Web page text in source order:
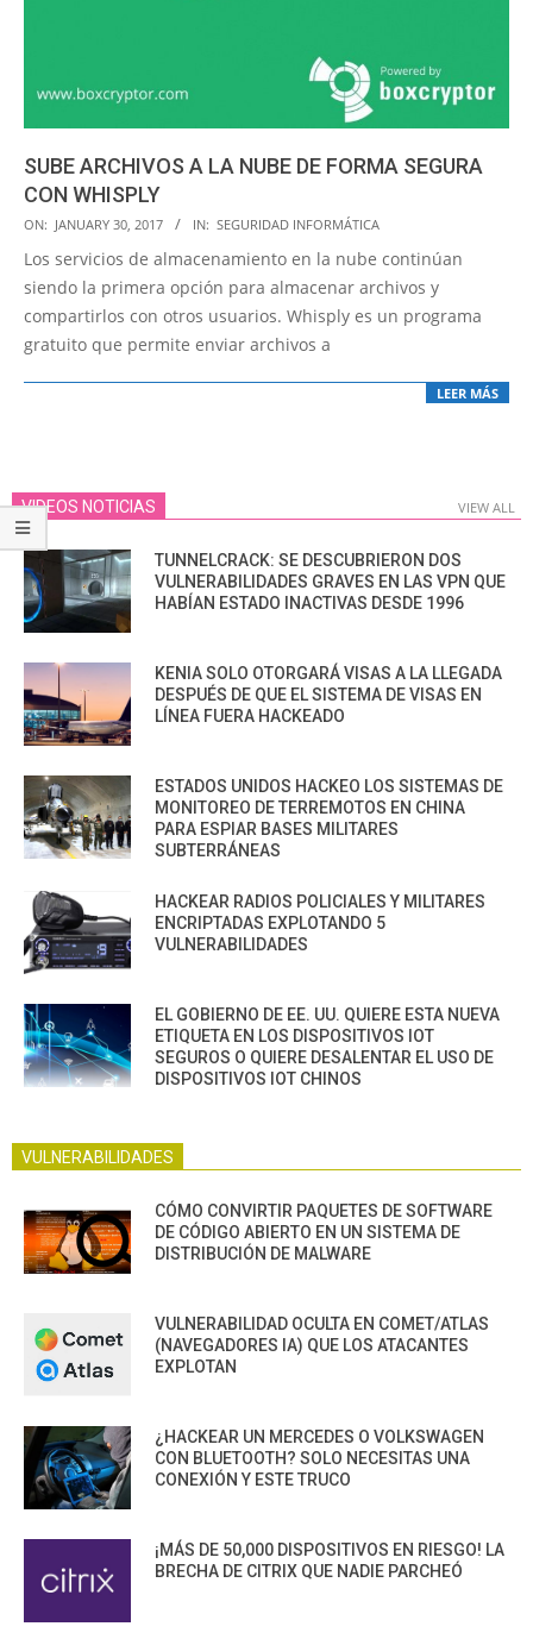
SUBE ARCHIVOS A LA NUBE DE FORMA SEGURA
CON WHISPLY
2017-
01-
30
ON: JANUARY 30, 2017 IN: SEGURIDAD INFORMÁTICA
Los servicios de almacenamiento en la nube continúan
siendo la primera opción para almacenar archivos y
compartirlos con otros usuarios. Whisply es un programa
gratuito que permite enviar archivos a
LEER MÁS
VIDEOS NOTICIAS VIEW ALL
TUNNELCRACK: SE DESCUBRIERON DOS
VULNERABILIDADES GRAVES EN LAS VPN QUE
HABÍAN ESTADO INACTIVAS DESDE 1996
KENIA SOLO OTORGARÁ VISAS A LA LLEGADA
DESPUÉS DE QUE EL SISTEMA DE VISAS EN
LÍNEA FUERA HACKEADO
ESTADOS UNIDOS HACKEO LOS SISTEMAS DE
MONITOREO DE TERREMOTOS EN CHINA
PARA ESPIAR BASES MILITARES
SUBTERRÁNEAS
HACKEAR RADIOS POLICIALES Y MILITARES
ENCRIPTADAS EXPLOTANDO 5
VULNERABILIDADES
EL GOBIERNO DE EE. UU. QUIERE ESTA NUEVA
ETIQUETA EN LOS DISPOSITIVOS IOT
SEGUROS O QUIERE DESALENTAR EL USO DE
DISPOSITIVOS IOT CHINOS
VULNERABILIDADES
CÓMO CONVIRTIR PAQUETES DE SOFTWARE
DE CÓDIGO ABIERTO EN UN SISTEMA DE
DISTRIBUCIÓN DE MALWARE
VULNERABILIDAD OCULTA EN COMET/ATLAS
(NAVEGADORES IA) QUE LOS ATACANTES
EXPLOTAN
¿HACKEAR UN MERCEDES O VOLKSWAGEN
CON BLUETOOTH? SOLO NECESITAS UNA
CONEXIÓN Y ESTE TRUCO
¡MÁS DE 50,000 DISPOSITIVOS EN RIESGO! LA
BRECHA DE CITRIX QUE NADIE PARCHEÓ